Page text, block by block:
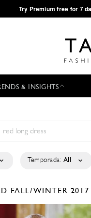
·Try Premium free for 7
& INSIGHTS
Temporada: All
FALL/WINTER 2017